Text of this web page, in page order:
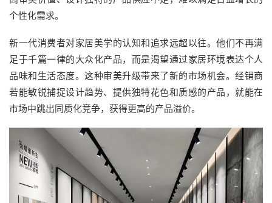
个性化需求。
新一代消费者对家居美学的认知和追求远超以往。他们不再满
足于千篇一律的大众化产品，而是渴望通过家居环境表达个人
品味和生活态度。这种审美升级带来了新的市场机会。经销商
若能敏锐捕捉设计趋势、提供独特花色和质感的产品，就能在
市场中跳出同质化竞争，获得更高的产品溢价。